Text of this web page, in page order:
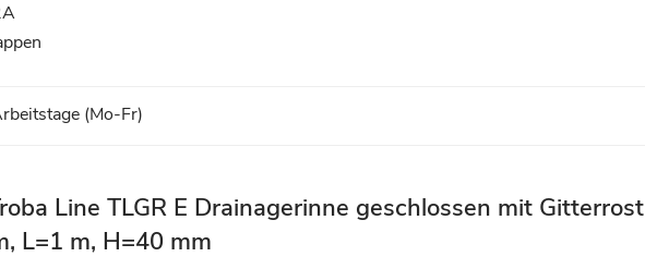
(Mo-Fr)
Line TLGR E Drainagerinne geschlossen mit Gitterrost
L=1 m, H=40 mm